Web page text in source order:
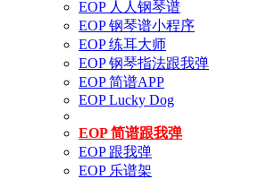
EOP 人人钢琴谱
EOP 钢琴谱小程序
EOP 练耳大师
EOP 钢琴指法跟我弹
EOP 简谱APP
EOP Lucky Dog
EOP 简谱跟我弹
EOP 跟我弹
EOP 乐谱架